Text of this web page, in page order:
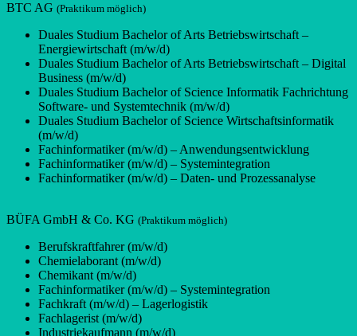
BTC AG (Praktikum möglich)
Duales Studium Bachelor of Arts Betriebswirtschaft –
Energiewirtschaft (m/w/d)
Duales Studium Bachelor of Arts Betriebswirtschaft – Digital
Business (m/w/d)
Duales Studium Bachelor of Science Informatik Fachrichtung
Software- und Systemtechnik (m/w/d)
Duales Studium Bachelor of Science Wirtschaftsinformatik
(m/w/d)
Fachinformatiker (m/w/d) – Anwendungsentwicklung
Fachinformatiker (m/w/d) – Systemintegration
Fachinformatiker (m/w/d) – Daten- und Prozessanalyse
BÜFA GmbH & Co. KG (Praktikum möglich)
Berufskraftfahrer (m/w/d)
Chemielaborant (m/w/d)
Chemikant (m/w/d)
Fachinformatiker (m/w/d) – Systemintegration
Fachkraft (m/w/d) – Lagerlogistik
Fachlagerist (m/w/d)
Industriekaufmann (m/w/d)